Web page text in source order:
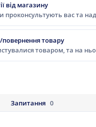
від магазину
проконсультують вас та
повернення товару
товаром, та на
Запитання 0